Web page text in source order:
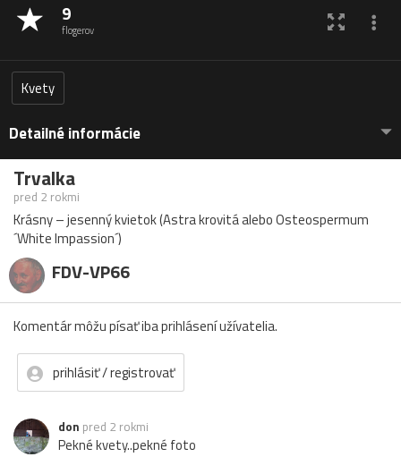
9
flogerov
Kvety
Detailné informácie
Trvalka
pred 2 rokmi
Krásny – jesenný kvietok (Astra krovitá alebo Osteospermum
´White Impassion´)
FDV-VP66
Komentár môžu písať iba prihlásení užívatelia.
prihlásiť / registrovať
don pred 2 rokmi
Pekné kvety..pekné foto